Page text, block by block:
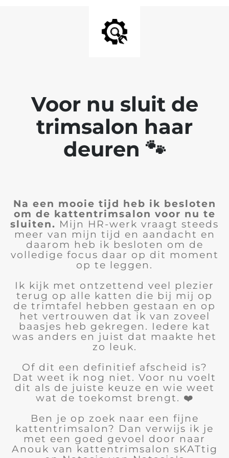
Voor nu sluit de
trimsalon haar
deuren 🐾
Na een mooie tijd heb ik besloten
om de kattentrimsalon voor nu te
sluiten. Mijn HR-werk vraagt steeds
meer van mijn tijd en aandacht en
daarom heb ik besloten om de
volledige focus daar op dit moment
op te leggen.
Ik kijk met ontzettend veel plezier
terug op alle katten die bij mij op
de trimtafel hebben gestaan en op
het vertrouwen dat ik van zoveel
baasjes heb gekregen. Iedere kat
was anders en juist dat maakte het
zo leuk.
Of dit een definitief afscheid is?
Dat weet ik nog niet. Voor nu voelt
dit als de juiste keuze en wie weet
wat de toekomst brengt. ❤️
Ben je op zoek naar een fijne
kattentrimsalon? Dan verwijs ik je
met een goed gevoel door naar
Anouk van kattentrimsalon sKATtig